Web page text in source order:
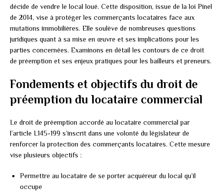
décide de vendre le local loué. Cette disposition, issue de la loi Pinel
de 2014, vise à protéger les commerçants locataires face aux
mutations immobilières. Elle soulève de nombreuses questions
juridiques quant à sa mise en œuvre et ses implications pour les
parties concernées. Examinons en détail les contours de ce droit
de préemption et ses enjeux pratiques pour les bailleurs et preneurs.
Fondements et objectifs du droit de
préemption du locataire commercial
Le droit de préemption accordé au locataire commercial par
l’article L145-199 s’inscrit dans une volonté du législateur de
renforcer la protection des commerçants locataires. Cette mesure
vise plusieurs objectifs :
Permettre au locataire de se porter acquéreur du local qu’il
occupe